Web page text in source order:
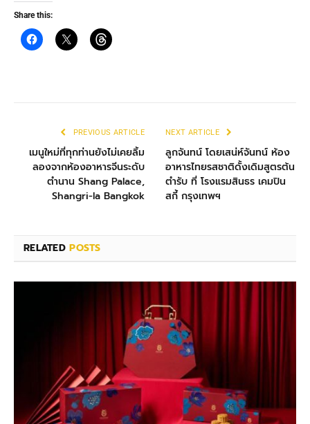
Share this:
PREVIOUS ARTICLE
เมนูใหม่ที่ทุกท่านยังไม่เคยลิ้ม
ลองจากห้องอาหารจีนระดับ
ตำนาน Shang Palace,
Shangri-la Bangkok
NEXT ARTICLE
ลูกจันทน์ โดยเสน่ห์จันทน์ ห้อง
อาหารไทยรสชาติดั้งเดิมสูตรต้น
ตำรับ ที่ โรงแรมสินธร เคมปิน
สกี้ กรุงเทพฯ
RELATEDPOSTS